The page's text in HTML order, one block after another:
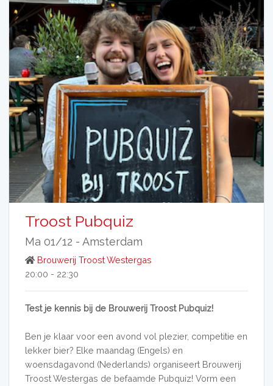
Troost Pubquiz
Ma 01/12 - Amsterdam
Brouwerij Troost Westergas
20:00 - 22:30
Test je kennis bij de Brouwerij Troost Pubquiz!
Ben je klaar voor een avond vol plezier, competitie en
lekker bier? Elke maandag (Engels) en
woensdagavond (Nederlands) organiseert Brouwerij
Troost Westergas de befaamde Pubquiz! Vorm een